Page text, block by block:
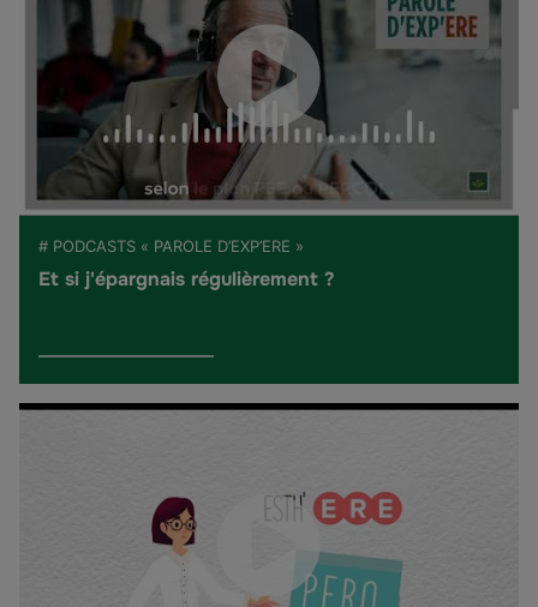
# PODCASTS « PAROLE D’EXP’ERE »
Et si j'épargnais régulièrement ?